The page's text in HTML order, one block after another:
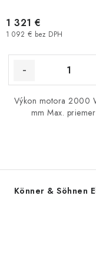
1 092 € bez DPH
1 321 €
Výkon motora 2000
mm Max.
Könner & Söhnen